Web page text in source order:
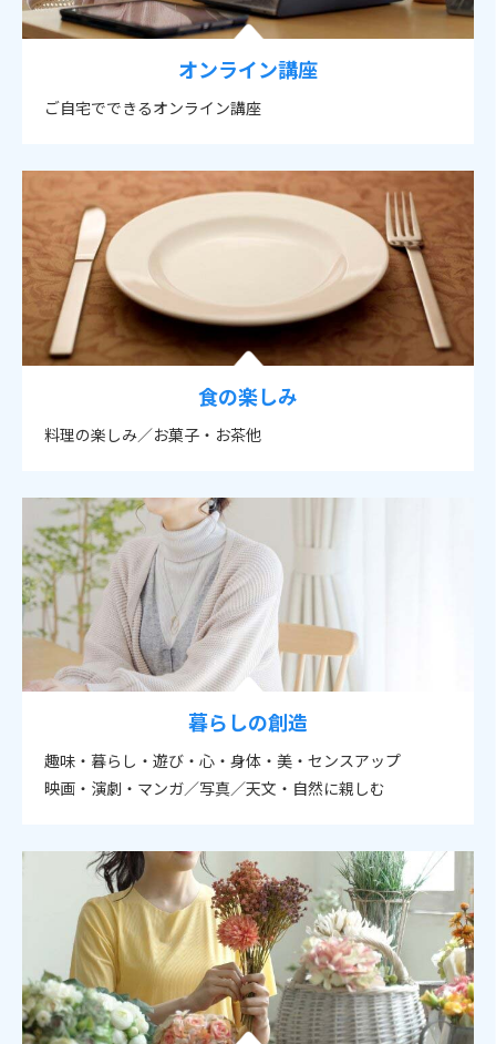
オンライン講座
ご自宅でできるオンライン講座
食の楽しみ
料理の楽しみ／お菓子・お茶他
暮らしの創造
趣味・暮らし・遊び・心・身体・美・センスアップ
映画・演劇・マンガ／写真／天文・自然に親しむ